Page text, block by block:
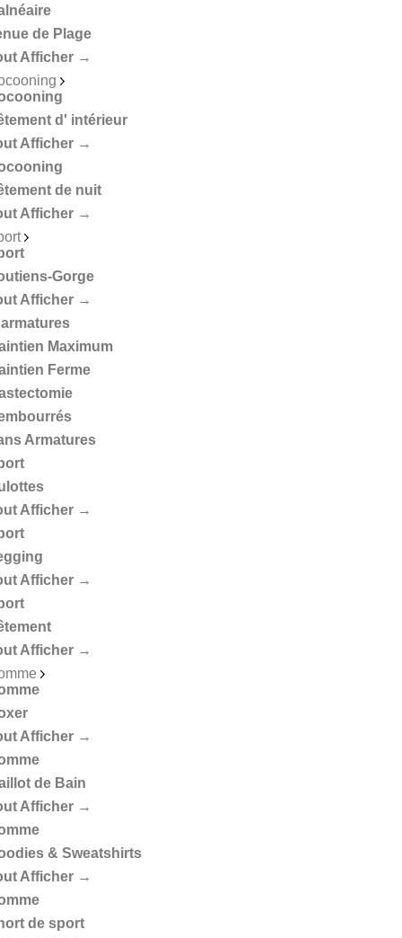
de Plage
Afficher →
d' intérieur
Afficher →
de nuit
Afficher →
Gorge
Afficher →
Maximum
Ferme
Armatures
Afficher →
Afficher →
Afficher →
Afficher →
de Bain
Afficher →
& Sweatshirts
Afficher →
de sport